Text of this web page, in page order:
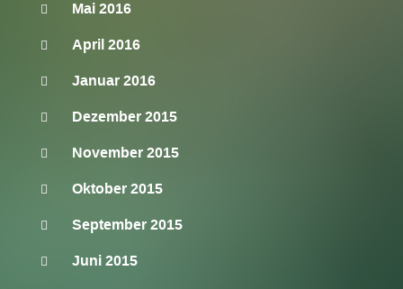
Mai 2016
April 2016
Januar 2016
Dezember 2015
November 2015
Oktober 2015
September 2015
Juni 2015